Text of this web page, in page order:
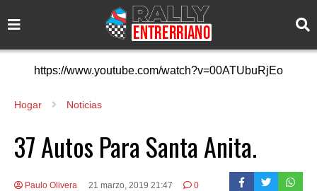
https://www.youtube.com/watch?v=00ATUbuRjEo
Hogar Noticias
37 Autos Para Santa Anita.
Paulo Olivera 21 marzo, 2019 21:47 0